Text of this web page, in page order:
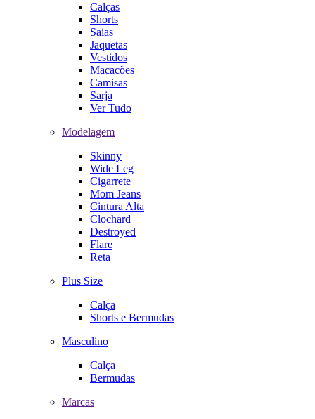
Calças
Shorts
Saias
Jaquetas
Vestidos
Macacões
Camisas
Sarja
Ver Tudo
Modelagem
Skinny
Wide Leg
Cigarrete
Mom Jeans
Cintura Alta
Clochard
Destroyed
Flare
Reta
Plus Size
Calça
Shorts e Bermudas
Masculino
Calça
Bermudas
Marcas